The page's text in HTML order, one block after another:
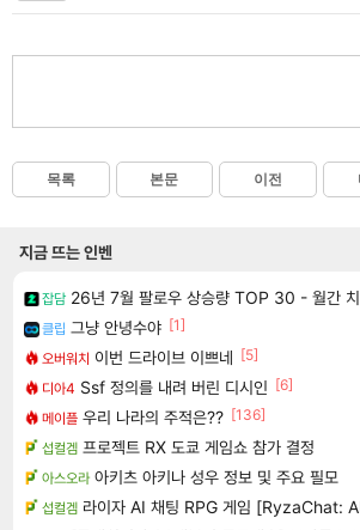
목록 본문 이전
지금 뜨는 인벤
잡담 26년 7월 팔로우 상승량 TOP 30 - 월간
클립 그냥 안녕수야 [1]
오버워치 이번 드라이브 이쁘네 [5]
디아4 Ssf 정의를 내려 버린 디시인 [6]
메이플 우리 나라의 주적은?? [136]
섭컬겜 프로젝트 RX 도쿄 게임쇼 참가 결정
아스오라 아키츠 아키나 성우 정보 및 주요 필모
섭컬겜 라이자 AI 채팅 RPG 게임 [RyzaChat: